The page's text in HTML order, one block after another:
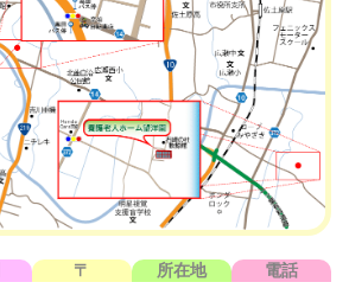
〒 所在地 電話